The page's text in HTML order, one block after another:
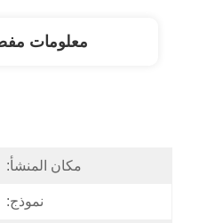
معلومات
مكان المنشأ:
نموذج: